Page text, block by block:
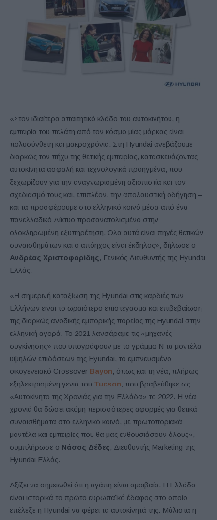
«Στον ιδιαίτερα απαιτητικό κλάδο του αυτοκινήτου, η
εμπειρία του πελάτη από τον κόσμο μίας μάρκας είναι
πολυσύνθετη και μακροχρόνια. Στη Hyundai ανεβάζουμε
διαρκώς τον πήχυ της θετικής εμπειρίας, κατασκευάζοντας
αυτοκίνητα ασφαλή και τεχνολογικά προηγμένα, που
ξεχωρίζουν για την αναγνωρισμένη αξιοπιστία και τον
σχεδιασμό τους και, επιπλέον, την απολαυστική οδήγηση –
και τα προσφέρουμε στο ελληνικό κοινό μέσα από ένα
πανελλαδικό Δίκτυο προσανατολισμένο στην
ολοκληρωμένη εξυπηρέτηση. Όλα αυτά είναι πηγές θετικών
συναισθημάτων και ο απόηχος είναι έκδηλος», δήλωσε ο
Ανδρέας Χριστοφορίδης , Γενικός Διευθυντής της Hyundai
Ελλάς.
«Η σημερινή καταξίωση της Hyundai στις καρδιές των
Ελλήνων είναι το ωραιότερο επιστέγασμα και επιβεβαίωση
της διαρκώς ανοδικής εμπορικής πορείας της Hyundai στην
ελληνική αγορά. Το 2021 λανσάραμε τις «μηχανές
συγκίνησης» που υπογράφουν με το γράμμα Ν τα μοντέλα
υψηλών επιδόσεων της Hyundai, το εμπνευσμένο
οικογενειακό Crossover Bayon, όπως και τη νέα, πλήρως
εξηλεκτρισμένη γενιά του Tucson, που βραβεύθηκε ως
«Αυτοκίνητο της Χρονιάς για την Ελλάδα» το 2022. Η νέα
χρονιά θα δώσει ακόμη περισσότερες αφορμές για θετικά
συναισθήματα στο ελληνικό κοινό, με πρωτοποριακά
μοντέλα και εμπειρίες που θα μας ενθουσιάσουν όλους»,
συμπλήρωσε ο Νάσος Δέδες , Διευθυντής Marketing της
Hyundai Ελλάς.
Αξίζει να σημειωθεί ότι η αγάπη είναι αμοιβαία. Η Ελλάδα
είναι ιστορικά το πρώτο ευρωπαϊκό έδαφος στο οποίο
επέλεξε η Hyundai να φέρει τα αυτοκίνητά της. Μάλιστα η